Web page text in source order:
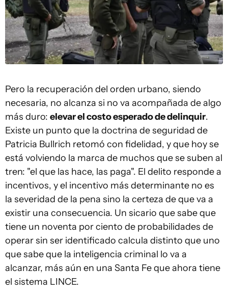
Pero la recuperación del orden urbano, siendo
necesaria, no alcanza si no va acompañada de algo
más duro: elevar el costo esperado de delinquir.
Existe un punto que la doctrina de seguridad de
Patricia Bullrich retomó con fidelidad, y que hoy se
está volviendo la marca de muchos que se suben al
tren: "el que las hace, las paga". El delito responde a
incentivos, y el incentivo más determinante no es
la severidad de la pena sino la certeza de que va a
existir una consecuencia. Un sicario que sabe que
tiene un noventa por ciento de probabilidades de
operar sin ser identificado calcula distinto que uno
que sabe que la inteligencia criminal lo va a
alcanzar, más aún en una Santa Fe que ahora tiene
el sistema LINCE.